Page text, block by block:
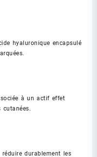
hyaluronique encapsulé
à un actif effet
cutanées.
durablement les